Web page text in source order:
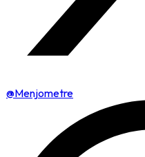
@Menjometre